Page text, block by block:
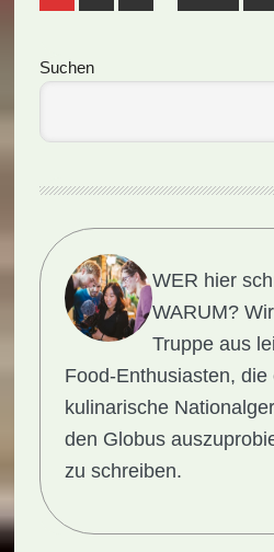
Seitenspalte
Suchen
WER hier
WARUM?
Truppe aus
Food-Enthusiasten, die
kulinarische
den Globus
zu schreiben.